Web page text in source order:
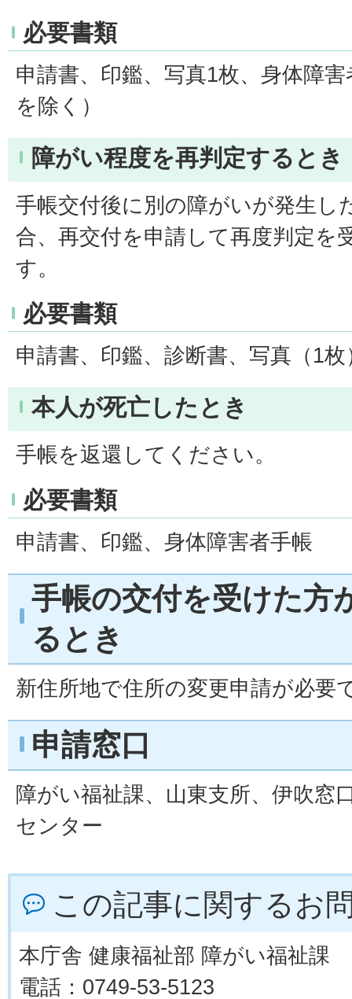
必要書類
申請書、印鑑、写真1枚、身体障
を除く）
障がい程度を再判定するとき
手帳交付後に別の障がいが発生し
合、再交付を申請して再度判定を
す。
必要書類
申請書、印鑑、診断書、写真（1
本人が死亡したとき
手帳を返還してください。
必要書類
申請書、印鑑、身体障害者手帳
手帳の交付を受けた方
るとき
新住所地で住所の変更申請が必要
申請窓口
障がい福祉課、山東支所、伊吹窓
センター
この記事に関するお
本庁舎 健康福祉部 障がい福祉課
電話：0749-53-5123